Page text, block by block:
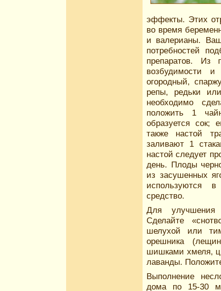
эффекты. Этих
во время
и валерианы.
потребностей
препаратов. Из
возбудимости
огородный,
репы, редьки
необходимо
положить 1
образуется сок;
также настой
заливают 1
настой следует
день. Плоды
из засушенных
используются
средство.
Для улучшения
Сделайте
шелухой или
орешника
шишками хмеля,
лаванды.
Выполнение
дома по 15-30